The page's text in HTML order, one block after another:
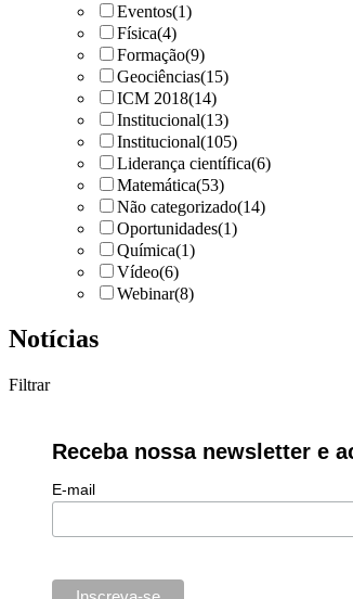
Eventos(1)
Física(4)
Formação(9)
Geociências(15)
ICM 2018(14)
Institucional(13)
Institucional(105)
Liderança científica(6)
Matemática(53)
Não categorizado(14)
Oportunidades(1)
Química(1)
Vídeo(6)
Webinar(8)
Notícias
Filtrar
Receba nossa newsletter e
E-mail